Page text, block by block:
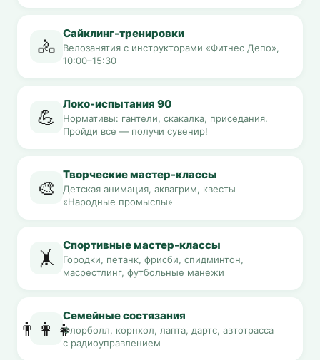
🚴
Сайклинг-тренировки
Велозанятия с инструкторами «Фитнес Депо»,
10:00–15:30
💪
Локо-испытания 90
Нормативы: гантели, скакалка, приседания.
Пройди все — получи сувенир!
🎨
Творческие мастер-классы
Детская анимация, аквагрим, квесты
«Народные промыслы»
🤸
Спортивные мастер-классы
Городки, петанк, фрисби, спидминтон,
масрестлинг, футбольные манежи
👨‍👩‍👧
Семейные состязания
Флорболл, корнхол, лапта, дартс, автотрасса
с радиоуправлением